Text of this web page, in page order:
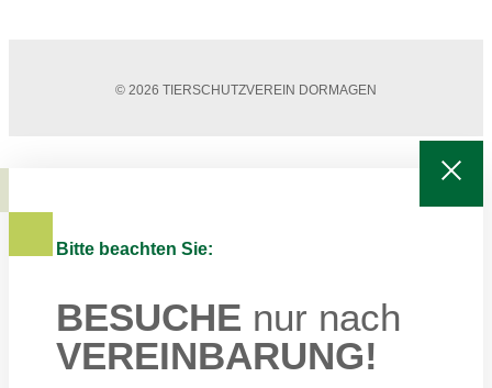
© 2026 TIERSCHUTZVEREIN DORMAGEN
Bitte beachten Sie:
BESUCHE nur nach
VEREINBARUNG!